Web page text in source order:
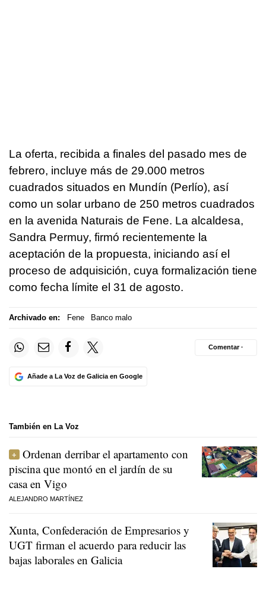
La oferta, recibida a finales del pasado mes de
febrero, incluye más de 29.000 metros
cuadrados situados en Mundín (Perlío), así
como un solar urbano de 250 metros cuadrados
en la avenida Naturais de Fene. La alcaldesa,
Sandra Permuy, firmó recientemente la
aceptación de la propuesta, iniciando así el
proceso de adquisición, cuya formalización tiene
como fecha límite el 31 de agosto.
Archivado en: Fene Banco malo
Añade a La Voz de Galicia en Google
Comentar ·
También en La Voz
Ordenan derribar el apartamento con
piscina que montó en el jardín de su
casa en Vigo
ALEJANDRO MARTÍNEZ
Xunta, Confederación de Empresarios y
UGT firman el acuerdo para reducir las
bajas laborales en Galicia